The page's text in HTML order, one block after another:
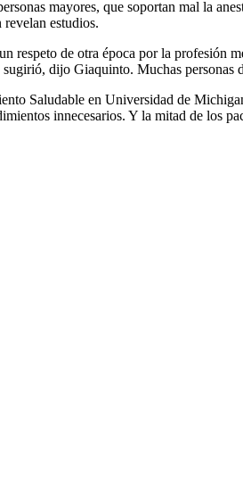
mayores, que soportan mal la
revelan estudios.
respeto de otra época por la profesión
dijo Giaquinto. Muchas
Saludable en Universidad de
innecesarios. Y la mitad de los